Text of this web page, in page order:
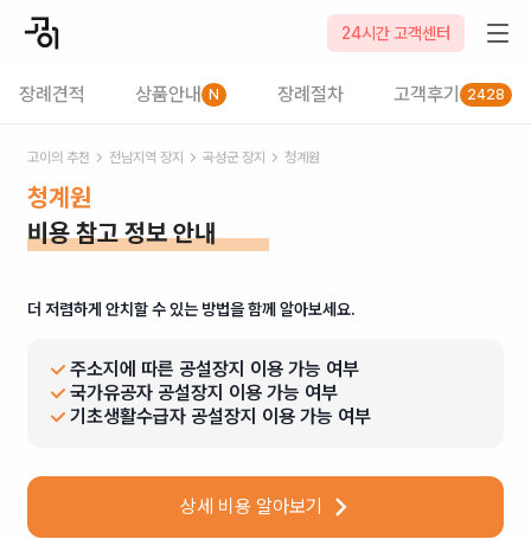
24시간 고객센터
장례견적 상품안내 N 장례절차 고객후기 2428
고이의 추천 전남지역 장지 곡성군 장지 청계원
청계원
비용 참고 정보 안내
더 저렴하게 안치할 수 있는 방법을 함께 알아보세요.
주소지에 따른 공설장지 이용 가능 여부
국가유공자 공설장지 이용 가능 여부
기초생활수급자 공설장지 이용 가능 여부
상세 비용 알아보기